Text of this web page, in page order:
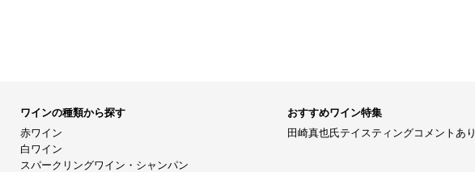
ワインの種類から探す
赤ワイン
白ワイン
スパークリングワイン・シャンパン
おすすめワイン特集
田崎真也氏テイスティングコメントあり